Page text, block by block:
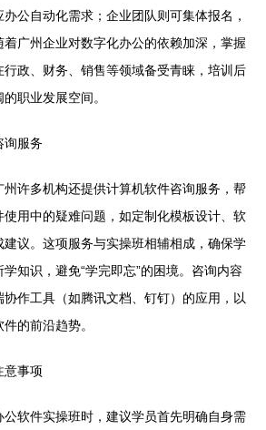
公自动化需求；企业团队则可集体报名，
广州企业对数字化办公的依赖加深，掌握
政、财务、销售等领域备受青睐，培训后
职业发展空间。
询服务
州许多机构还提供计算机软件咨询服务，帮
用中的疑难问题，如定制化模板设计、软
议。这项服务与实操班相辅相成，确保学
知识，避免“学完即忘”的困境。咨询内容
作工具（如腾讯文档、钉钉）的应用，以
的前沿趋势。
意事项
公软件实操班时，建议学员首先明确自身需